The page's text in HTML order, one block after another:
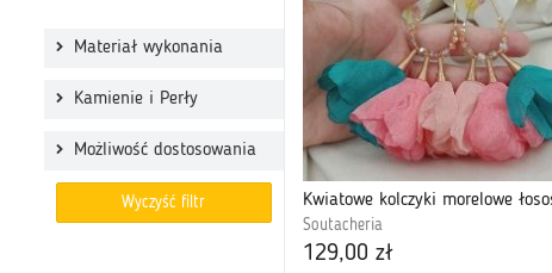
Soutacheria
129,00 zł
Materiał wykonania
Kamienie i Perły
Możliwość dostosowania
Wyczyść filtr